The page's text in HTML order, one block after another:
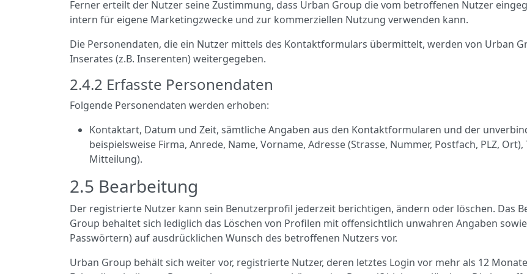
Ferner erteilt der Nutzer seine Zustimmung, dass Urban Group die vom betroffenen Nutzer
intern für eigene Marketingzwecke und zur kommerziellen Nutzung verwenden kann.
Die Personendaten, die ein Nutzer mittels des Kontaktformulars übermittelt, werden von Urban
Inserates (z.B. Inserenten) weitergegeben.
2.4.2 Erfasste Personendaten
Folgende Personendaten werden erhoben:
Kontaktart, Datum und Zeit, sämtliche Angaben aus den Kontaktformularen und der
beispielsweise Firma, Anrede, Name, Vorname, Adresse (Strasse, Nummer, Postfach, PLZ,
Mitteilung).
2.5 Bearbeitung
Der registrierte Nutzer kann sein Benutzerprofil jederzeit berichtigen, ändern oder löschen. Das
Group behaltet sich lediglich das Löschen von Profilen mit offensichtlich unwahren Angaben
Passwörtern) auf ausdrücklichen Wunsch des betroffenen Nutzers vor.
Urban Group behält sich weiter vor, registrierte Nutzer, deren letztes Login vor mehr als 12